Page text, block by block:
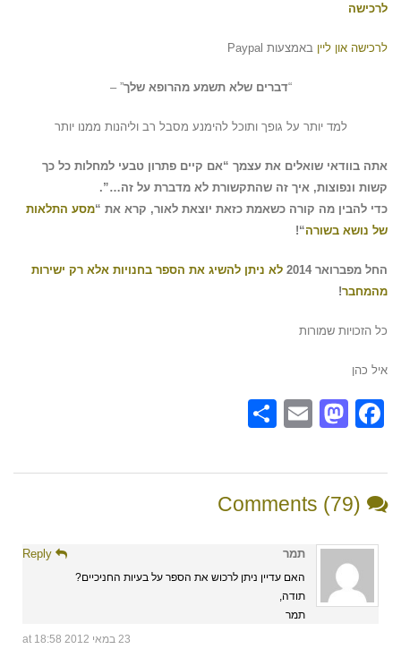
לרכישה
לרכישה און ליין באמצעות Paypal
“דברים שלא תשמע מהרופא שלך” –
למד יותר על גופך ותוכל להימנע מסבל רב וליהנות ממנו יותר
אתה בוודאי שואלים את עצמך “אם קיים פתרון טבעי למחלות כל כך
קשות ונפוצות, איך זה שהתקשורת לא מדברת על זה…”.
כדי להבין מה קורה כשאמת כזאת יוצאת לאור, קרא את “מסע התלאות
של נושא בשורה“!
החל מפברואר 2014
לא ניתן להשיג את הספר בחנויות אלא רק ישירות
מהמחבר!
כל הזכויות שמורות
איל כהן
Facebook
Mastodon
Email
Comments (79)
תמר
האם עדיין ניתן לרכוש את הספר על בעיות החניכיים?
תודה,
תמר
23 במאי 2012 at 18:58